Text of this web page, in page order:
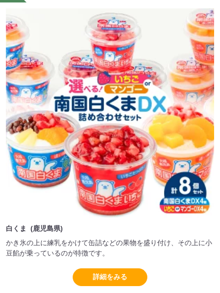
白くま (鹿児島県)
かき氷の上に練乳をかけて缶詰などの果物を盛り付け、その上に小
豆餡が乗っているのが特徴です。
詳細をみる